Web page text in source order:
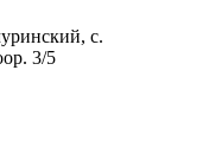
с.
3/5